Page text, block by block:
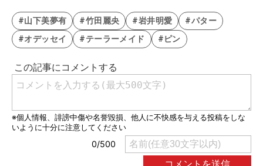
#山下美夢有 #竹田麗央 #岩井明愛
#パター
#オデッセイ
#テーラーメイド #ピン